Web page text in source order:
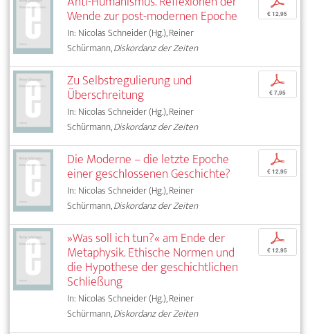
Wende zur post-modernen Epoche
In: Nicolas Schneider (Hg.), Reiner
Schürmann,Diskordanz der Zeiten
€ 12,95
Zu Selbstregulierung und
Überschreitung
In: Nicolas Schneider (Hg.), Reiner
Schürmann,Diskordanz der Zeiten
p
€ 7,95
Die Moderne – die letzte Epoche
einer geschlossenen Geschichte?
In: Nicolas Schneider (Hg.), Reiner
Schürmann,Diskordanz der Zeiten
p
€ 12,95
»Was soll ich tun?« am Ende der
Metaphysik. Ethische Normen und
die Hypothese der geschichtlichen
Schließung
In: Nicolas Schneider (Hg.), Reiner
Schürmann,Diskordanz der Zeiten
p
€ 12,95